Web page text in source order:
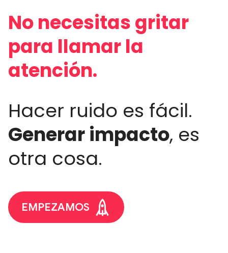
No necesitas gritar
para llamar la
atención.
Hacer ruido es fácil.
Generar impacto, es
otra cosa.
EMPEZAMOS